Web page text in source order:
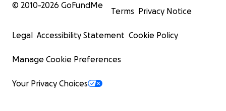
© 2010-2026 GoFundMe
Terms Privacy Notice
Legal Accessibility Statement Cookie Policy
Manage Cookie Preferences
Your Privacy Choices